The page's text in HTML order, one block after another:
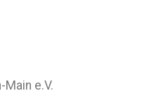
e.V.